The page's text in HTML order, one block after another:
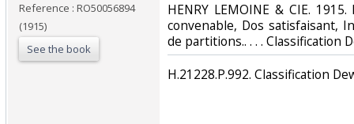
Reference : RO50056894
(1915)
See the book
‎HENRY LEMOINE & CIE.
convenable, Dos satisfaisant,
de partitions.. . . . Classification
‎H.21228.P.992. Classification